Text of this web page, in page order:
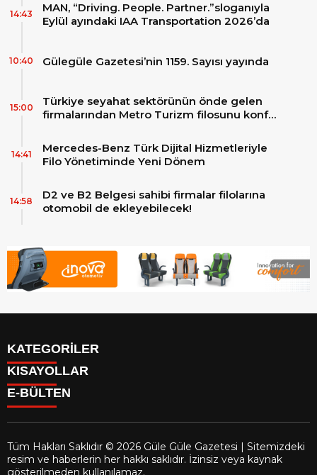
MAN, “Driving. People. Partner.”sloganıyla
Eylül ayındaki IAA Transportation 2026’da
14:43
Gülegüle Gazetesi’nin 1159. Sayısı yayında
10:40
Türkiye seyahat sektörünün önde gelen
firmalarından Metro Turizm filosunu konfor
MAN Skyliner ile güçlendirdi!
15:00
Mercedes-Benz Türk Dijital Hizmetleriyle
Filo Yönetiminde Yeni Dönem
14:41
D2 ve B2 Belgesi sahibi firmalar filolarına
otomobil de ekleyebilecek!
14:58
KATEGORİLER
Reklam
Firma Rehberi
İletişim
Künye
Gizlilik Politikası
KISAYOLLAR
Facebook
E-BÜLTEN
gulegule.com.tr e-bültenine abone olarak, tarafınıza haber,
Tüm Hakları Saklıdır © 2026 Güle Güle Gazetesi | Sitemizdeki
resim ve haberlerin her hakkı saklıdır. İzinsiz veya kaynak
gösterilmeden kullanılamaz.